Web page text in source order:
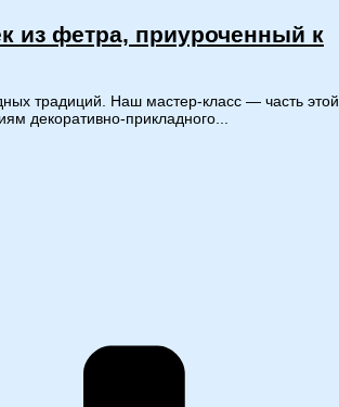
из фетра, приуроченный к
традиций. Наш мастер-класс — часть этой
декоративно-прикладного...